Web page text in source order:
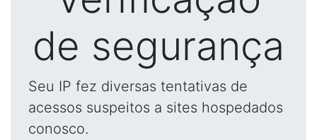
de segurança
Seu IP fez diversas tentativas de
acessos suspeitos a sites hospedados
conosco.